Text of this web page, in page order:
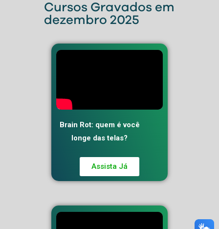
Cursos Gravados em
dezembro 2025
Brain Rot: quem é você
longe das telas?
Assista Já